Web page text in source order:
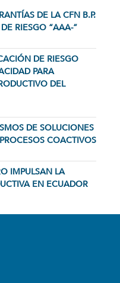
DE LA CFN B.P.
RIESGO “AAA-”
DE RIESGO
PARA
DEL
DE SOLUCIONES
COACTIVOS
IMPULSAN LA
EN ECUADOR